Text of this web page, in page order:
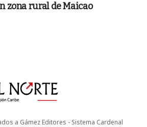
zona rural de Maicao
a Gámez Editores - Sistema Cardenal